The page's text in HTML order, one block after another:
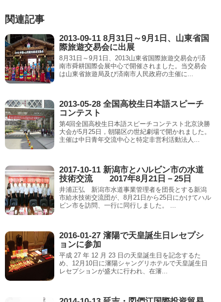
b
o
関連記事
2013-09-11 8月31日～9月1日、山東省国
際旅遊交易会に出展
8月31日～9月1日、2013山東省国際旅遊交易会が済
南市舜耕国際会展中心で開催されました。当交易会
は山東省旅遊局及び済南市人民政府の主催に...
2013-05-28 全国高校生日本語スピーチ
コンテスト
第4回全国高校生日本語スピーチコンテスト北京決勝
大会が5月25日，朝陽区の世紀劇場で開かれました。
主催は中日青年交流中心と特定非営利活動法人...
2017-10-11 新潟市とハルビン市の水道
技術交流 2017年8月21日－25日
井浦正弘 新潟市水道事業管理者を団長とする新潟
市給水技術交流団が、8月21日から25日にかけてハル
ビン市を訪問、一行に同行しました。 ...
2016-01-27 瀋陽で天皇誕生日レセプシ
ョンに参加
平成 27 年 12 月 23 日の天皇誕生日を記念するた
め、12月10日に瀋陽シャングリホテルで天皇誕生日
レセプションが盛大に行われ、在瀋...